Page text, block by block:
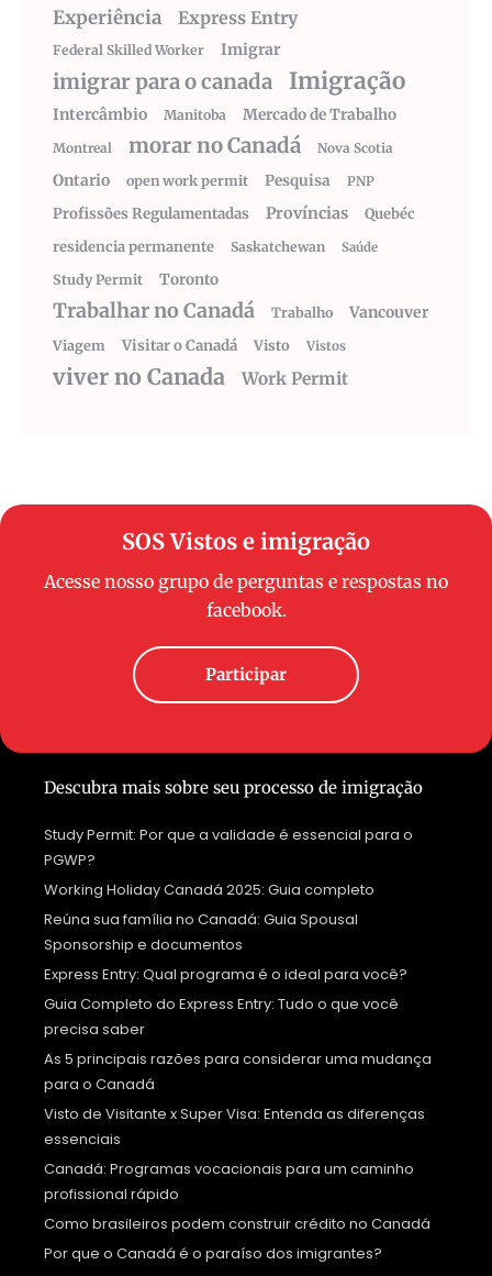
Experiência Express Entry
Federal Skilled Worker Imigrar
imigrar para o canada Imigração
Intercâmbio Manitoba Mercado de Trabalho
Montreal morar no Canadá Nova Scotia
Ontario open work permit Pesquisa PNP
Profissões Regulamentadas Províncias
Quebéc
residencia permanente
Saskatchewan Saúde
Study Permit Toronto
Trabalhar no Canadá Trabalho Vancouver
Viagem Visitar o Canadá Visto Vistos
viver no Canada Work Permit
SOS Vistos e imigração
Acesse nosso grupo de perguntas e respostas no
facebook.
Participar
Descubra mais sobre seu processo de imigração
Study Permit: Por que a validade é essencial para o
PGWP?
Working Holiday Canadá 2025: Guia completo
Reúna sua família no Canadá: Guia Spousal
Sponsorship e documentos
Express Entry: Qual programa é o ideal para você?
Guia Completo do Express Entry: Tudo o que você
precisa saber
As 5 principais razões para considerar uma mudança
para o Canadá
Visto de Visitante x Super Visa: Entenda as diferenças
essenciais
Canadá: Programas vocacionais para um caminho
profissional rápido
Como brasileiros podem construir crédito no Canadá
Por que o Canadá é o paraíso dos imigrantes?